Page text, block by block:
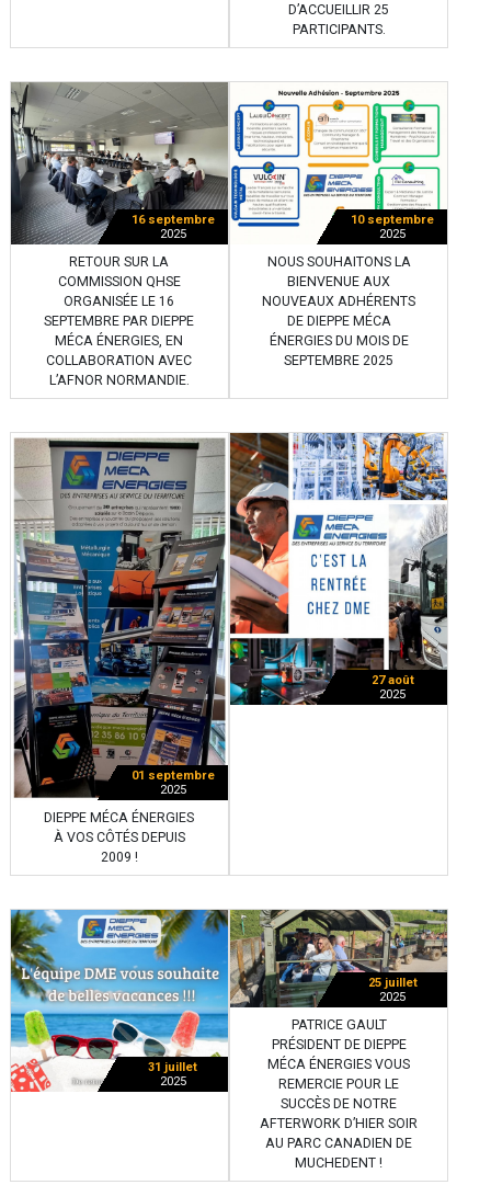
D’ACCUEILLIR 25
PARTICIPANTS.
16 septembre
2025
RETOUR SUR LA
COMMISSION QHSE
ORGANISÉE LE 16
SEPTEMBRE PAR DIEPPE
MÉCA ÉNERGIES, EN
COLLABORATION AVEC
L’AFNOR NORMANDIE.
10 septembre
2025
NOUS SOUHAITONS LA
BIENVENUE AUX
NOUVEAUX ADHÉRENTS
DE DIEPPE MÉCA
ÉNERGIES DU MOIS DE
SEPTEMBRE 2025
01 septembre
2025
DIEPPE MÉCA ÉNERGIES
À VOS CÔTÉS DEPUIS
2009 !
27 août
2025
31 juillet
2025
25 juillet
2025
PATRICE GAULT
PRÉSIDENT DE DIEPPE
MÉCA ÉNERGIES VOUS
REMERCIE POUR LE
SUCCÈS DE NOTRE
AFTERWORK D’HIER SOIR
AU PARC CANADIEN DE
MUCHEDENT !